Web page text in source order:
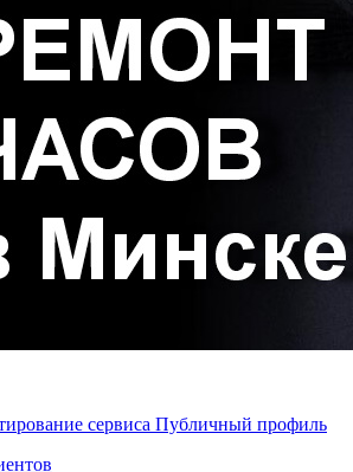
сервиса Публичный профиль